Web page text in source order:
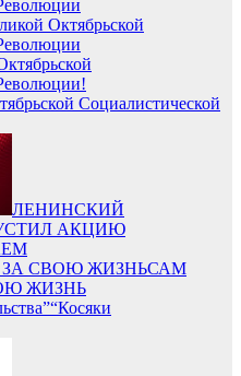
Октябрьской
Социалистической
ЛЕНИНСКИЙ
АКЦИЮ
САМ
ЖИЗНЬ
“Косяки